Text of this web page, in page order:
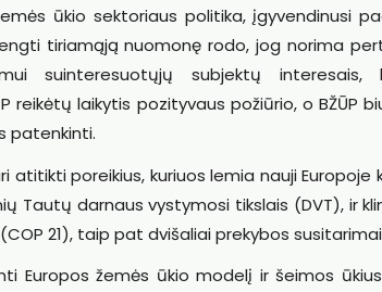
ūkio sektoriaus politika, įgyvendinusi
tiriamąją nuomonę rodo, jog norima
suinteresuotųjų subjektų
reikėtų laikytis pozityvaus požiūrio, o
patenkinti.
atitikti poreikius, kuriuos lemia nauji
Tautų darnaus vystymosi tikslais (DVT), ir
21), taip pat dvišaliai prekybos
Europos žemės ūkio modelį ir šeimos